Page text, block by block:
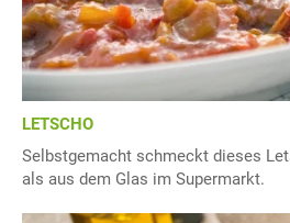
LETSCHO
Selbstgemacht schmeckt dieses
als aus dem Glas im Supermarkt.